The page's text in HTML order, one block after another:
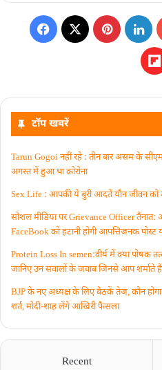
टॉप खबरें
Tarun Gogoi नहीं रहे : तीन बार असम के
अगस्त में हुआ था कोरोना
Sex Life : आपकी ये बुरी आदतें याैन जीवन को
सोशल मीडिया पर Grievance Officer
FaceBook को हटानी होगी आपत्तिजनक पोस्ट
Protein Loss In semen:वीर्य में क्या पोषक
जानिए उन सवालों के जवाब जिनसे आप शर्माते
BJP के नए अध्यक्ष के लिए बैठकें तेज, कौन होगा
शर्त, मोदी-शाह लेंगे आखिरी फैसला
Recent